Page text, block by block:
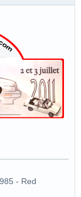
- Red